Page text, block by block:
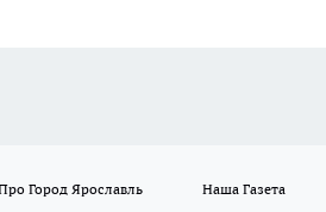
Город Ярославль Наша Газета